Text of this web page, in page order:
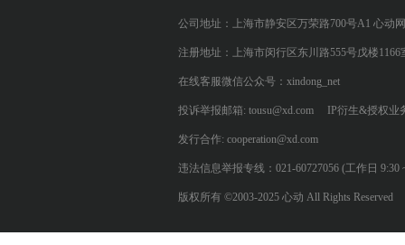
公司地址：上海市静安区万荣路700号A1 心动
注册地址：上海市闵行区东川路555号戊楼1166
在线客服微信公众号：xindong_net
投诉举报邮箱: tousu@xd.com IP衍生&授权业
发行合作: cooperation@xd.com
违法信息举报专线：021-60727056 (工作日 9:30
版权所有 ©2003-2025 心动 All Rights Reserved